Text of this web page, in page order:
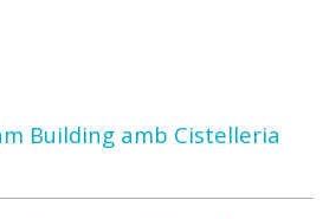
Building amb Cistelleria